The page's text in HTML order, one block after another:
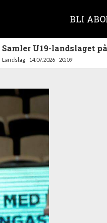
BLI
Samler U19-landslaget på
nytt i august
Landslag - 14.07.2026 - 20:09